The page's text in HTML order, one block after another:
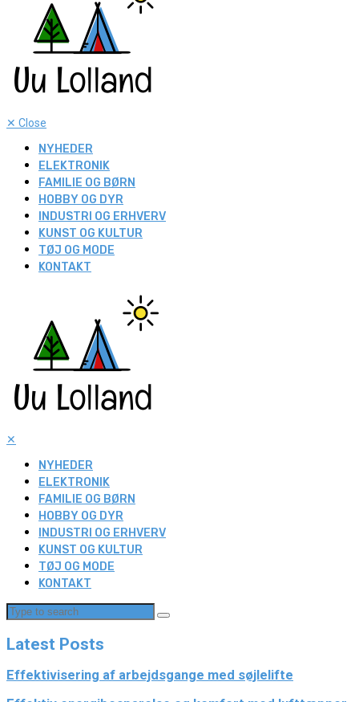
✕ Close
NYHEDER
ELEKTRONIK
FAMILIE OG BØRN
HOBBY OG DYR
INDUSTRI OG ERHVERV
KUNST OG KULTUR
TØJ OG MODE
KONTAKT
✕
NYHEDER
ELEKTRONIK
FAMILIE OG BØRN
HOBBY OG DYR
INDUSTRI OG ERHVERV
KUNST OG KULTUR
TØJ OG MODE
KONTAKT
Latest Posts
Effektivisering af arbejdsgange med søjlelifte